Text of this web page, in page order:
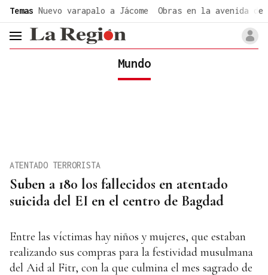
Temas Nuevo varapalo a Jácome Obras en la avenida de
header.menu.open
Mundo
Suben a 180 los fallecidos en atentado
suicida del EI en el centro de Bagdad
ATENTADO TERRORISTA
Entre las víctimas hay niños y mujeres, que estaban
realizando sus compras para la festividad musulmana
del Aid al Fitr, con la que culmina el mes sagrado de